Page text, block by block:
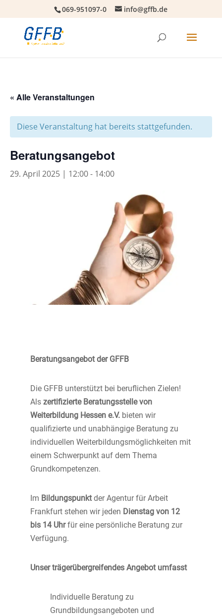
069-951097-0 info@gffb.de
« Alle Veranstaltungen
Diese Veranstaltung hat bereits stattgefunden.
Beratungsangebot
29. April 2025 | 12:00- 14:00
Beratungsangebot der GFFB
Die GFFB unterstützt bei beruflichen Zielen!
Als zertifizierte Beratungsstelle von
Weiterbildung Hessen e.V.bieten wir
qualifizierte und unabhängige Beratung zu
individuellen Weiterbildungsmöglichkeiten mit
einem Schwerpunkt auf dem Thema
Grundkompetenzen.
Im Bildungspunktder Agentur für Arbeit
Frankfurt stehen wir jeden Dienstag von 12
bis 14 Uhrfür eine persönliche Beratung zur
Verfügung.
Unser trägerübergreifendes Angebot umfasst
Individuelle Beratung zu
Grundbildungsangeboten und